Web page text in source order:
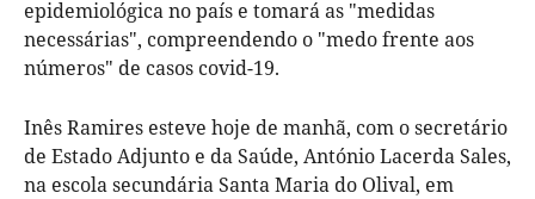
epidemiológica no país e tomará as "medidas
necessárias", compreendendo o "medo frente aos
números" de casos covid-19.
Inês Ramires esteve hoje de manhã, com o secretário
de Estado Adjunto e da Saúde, António Lacerda Sales,
na escola secundária Santa Maria do Olival, em